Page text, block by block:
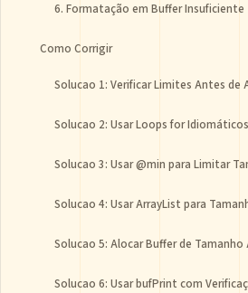
6. Formatação em Buffer Insuficiente
Como Corrigir
Solucao 1: Verificar Limites Antes de
Solucao 2: Usar Loops for Idiomáticos
Solucao 3: Usar @min para Limitar
Solucao 4: Usar ArrayList para
Solucao 5: Alocar Buffer de Tamanho
Solucao 6: Usar bufPrint com